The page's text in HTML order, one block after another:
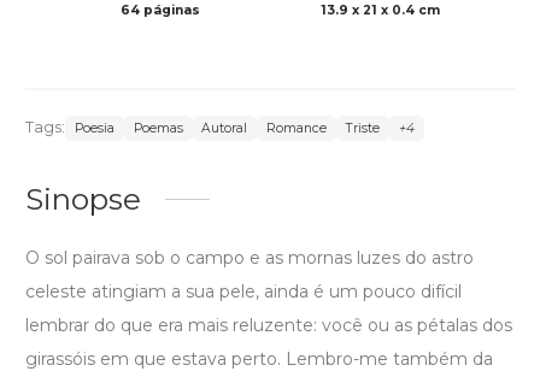
64 páginas 13.9 x 21 x 0.4 cm
Tags: Poesia Poemas Autoral Romance Triste +4
Sinopse
O sol pairava sob o campo e as mornas luzes do astro
celeste atingiam a sua pele, ainda é um pouco difícil
lembrar do que era mais reluzente: você ou as pétalas dos
girassóis em que estava perto. Lembro-me também da